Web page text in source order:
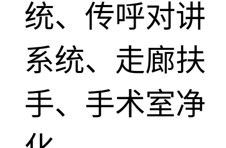
统、传呼对讲
系统、走廊扶
手、手术室净